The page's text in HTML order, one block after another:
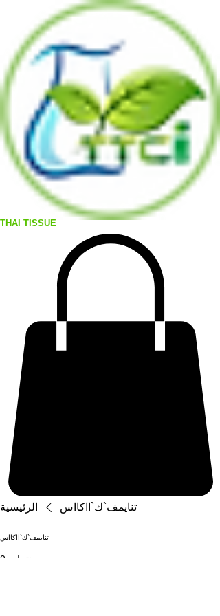
THAI TISSUE
الرئيسية تنايمف`ك`ااكااس
تنايمف`ك`ااكااس
0 منتجات